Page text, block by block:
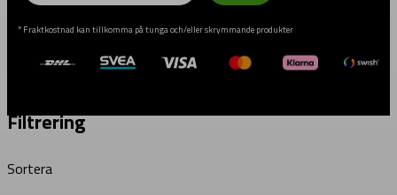
* Fraktkostnad kan tillkomma på tunga och/eller skrymmande produkter
Filtrering
Sortera